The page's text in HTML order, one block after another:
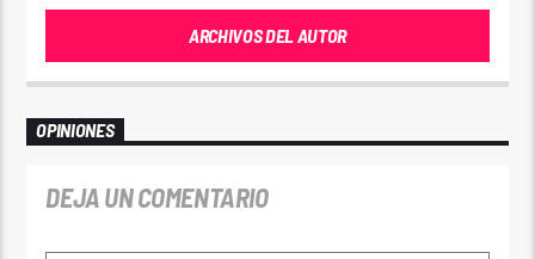
ARCHIVOS DEL AUTOR
OPINIONES
DEJA UN COMENTARIO